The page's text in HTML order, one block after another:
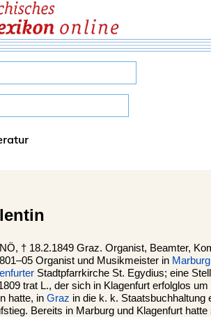
† 18.2.1849 Graz. Organist, Beamter,
Organist und Musikmeister in
Stadtpfarrkirche St. Egydius; eine
trat L., der sich in Klagenfurt erfolglos
hatte, in Graz in die k. k. Staatsbuchhaltung
Bereits in Marburg und Klagenfurt